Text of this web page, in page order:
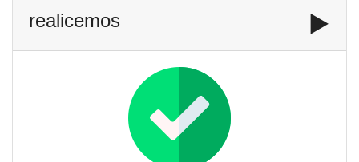
realicemos ▶️